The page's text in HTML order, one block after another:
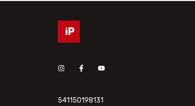
541150198131